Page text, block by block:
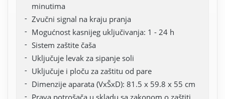
minutima
Zvučni signal na kraju pranja
Mogućnost kasnijeg uključivanja: 1 - 24 h
Sistem zaštite čaša
Uključuje levak za sipanje soli
Uključuje i ploču za zaštitu od pare
Dimenzije aparata (VxŠxD): 81.5 x 59.8 x 55 cm
Prava potrošača u skladu sa zakonom o zaštiti